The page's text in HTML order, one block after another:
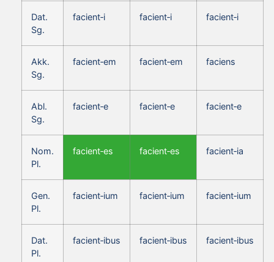
Dat.
Sg.
facient‑i facient‑i facient‑i
Akk.
Sg.
facient‑em facient‑em faciens
Abl.
Sg.
facient‑e facient‑e facient‑e
Nom.
Pl.
facient‑es facient‑es facient‑ia
Gen.
Pl.
facient‑ium facient‑ium facient‑ium
Dat.
Pl.
facient‑ibus facient‑ibus facient‑ibus